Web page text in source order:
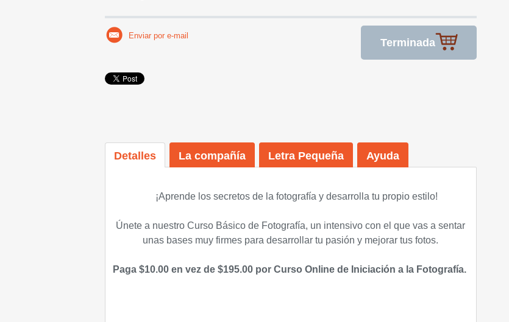
Terminada
Enviar por e-mail
Detalles La compañía Letra Pequeña Ayuda
¡Aprende los secretos de la fotografía y desarrolla tu propio estilo!
Únete a nuestro Curso Básico de Fotografía, un intensivo con el que vas a sentar
unas bases muy firmes para desarrollar tu pasión y mejorar tus fotos.
Paga $10.00 en vez de $195.00 por Curso Online de Iniciación a la Fotografía.